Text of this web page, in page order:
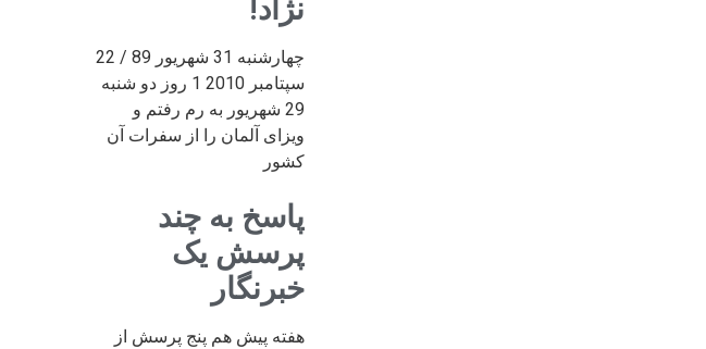
نژاد!
چهارشنبه 31 شهریور 89 / 22
سپتامبر 2010 1 روز دو شنبه
29 شهریور به رم رفتم و
ویزای آلمان را از سفرات آن
کشور
پاسخ به چند
پرسش یک
خبرنگار
هفته پیش هم پنج پرسش از